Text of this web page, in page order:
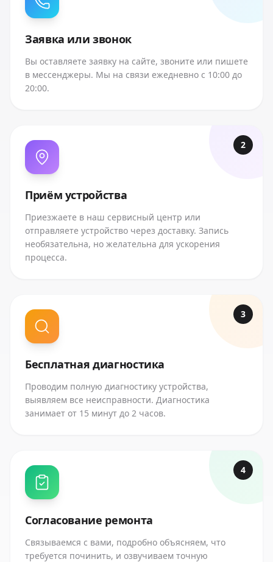
Заявка или звонок
Вы оставляете заявку на сайте, звоните или пишете
в мессенджеры. Мы на связи ежедневно с 10:00 до
20:00.
2
Приём устройства
Приезжаете в наш сервисный центр или
отправляете устройство через доставку. Запись
необязательна, но желательна для ускорения
процесса.
3
Бесплатная диагностика
Проводим полную диагностику устройства,
выявляем все неисправности. Диагностика
занимает от 15 минут до 2 часов.
4
Согласование ремонта
Связываемся с вами, подробно объясняем, что
требуется починить, и озвучиваем точную